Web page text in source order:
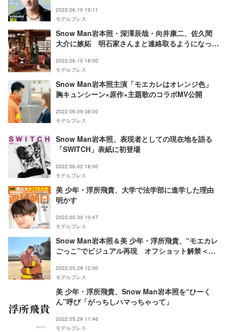
2022.06.10 19:11
モデルプレス
Snow Man岩本照・深澤辰哉・向井康二、佐久間
大介に嫉妬 明石家さんまと連絡取るようになった
2022.06.10 18:00
モデルプレス
Snow Man岩本照主演「モエカレはオレンジ色」
胸キュンシーン×原作×主題歌のコラボMV公開
2022.06.09 08:00
モデルプレス
Snow Man岩本照、表現者としての現在地を語る
「SWITCH」表紙に初登場
2022.06.02 18:00
モデルプレス
美 少年・浮所飛貴、大学で法学部に進学した理由
明かす
2022.05.30 10:47
モデルプレス
Snow Man岩本照＆美 少年・浮所飛貴、“モエカレ
ごっこ”でビジュアル再現 オフショット解禁＜モ
2022.05.29 12:00
モデルプレス
美 少年・浮所飛貴、Snow Man岩本照を“ひーく
ん”呼び「がっちしハマっちゃって」
2022.05.29 11:46
モデルプレス